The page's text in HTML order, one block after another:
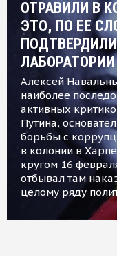
ОТРАВИЛИ В
ЭТО, ПО ЕЕ
ЛАБОРАТОРИИ
Алексей
наиболее
активных
Путина,
борьбы с
в колонии в
кругом 16
отбывал там
целому ряду